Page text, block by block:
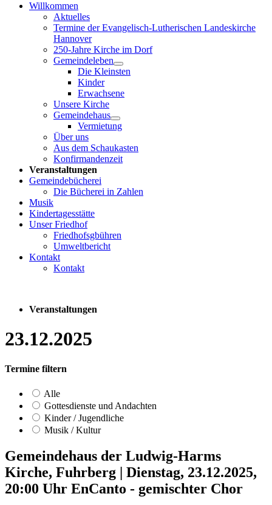
Willkommen
Aktuelles
Termine der Evangelisch-Lutherischen Landeskirche
Hannover
250-Jahre Kirche im Dorf
Gemeindeleben
Die Kleinsten
Kinder
Erwachsene
Unsere Kirche
Gemeindehaus
Vermietung
Über uns
Aus dem Schaukasten
Konfirmandenzeit
Veranstaltungen
Gemeindebücherei
Die Bücherei in Zahlen
Musik
Kindertagesstätte
Unser Friedhof
Friedhofsgbühren
Umweltbericht
Kontakt
Kontakt
Veranstaltungen
23.12.2025
Termine filtern
Alle
Gottesdienste und Andachten
Kinder / Jugendliche
Musik / Kultur
Gemeindehaus der Ludwig-Harms
Kirche, Fuhrberg | Dienstag, 23.12.2025,
20:00 Uhr EnCanto - gemischter Chor